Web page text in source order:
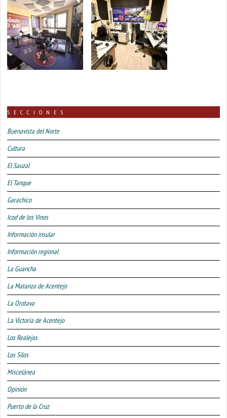
SECCIONES
Buenavista del Norte
Cultura
El Sauzal
El Tanque
Garachico
Icod de los Vinos
Información insular
Información regional
La Guancha
La Matanza de Acentejo
La Orotava
La Victoria de Acentejo
Los Realejos
Los Silos
Miscelánea
Opinión
Puerto de la Cruz